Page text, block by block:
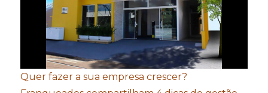
Quer fazer a sua empresa crescer?